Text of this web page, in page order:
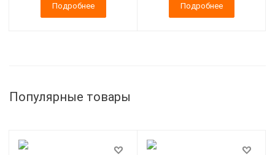
Подробнее Подробнее
Популярные товары